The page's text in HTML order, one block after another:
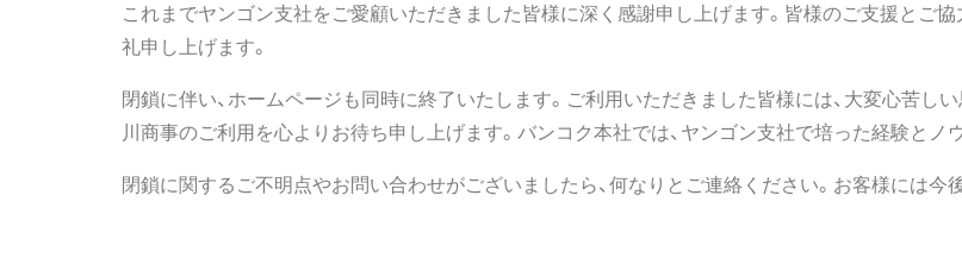
これまでヤンゴン支社をご愛顧いただきました皆様に深く感謝申し上げます。皆様のご支援とご
礼申し上げます。
閉鎖に伴い、ホームページも同時に終了いたします。ご利用いただきました皆様には、大変心苦し
川商事のご利用を心よりお待ち申し上げます。バンコク本社では、ヤンゴン支社で培った経験とノ
閉鎖に関するご不明点やお問い合わせがございましたら、何なりとご連絡ください。お客様には今